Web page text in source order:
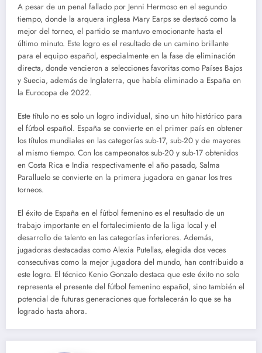
A pesar de un penal fallado por Jenni Hermoso en el segundo
tiempo, donde la arquera inglesa Mary Earps se destacó como la
mejor del torneo, el partido se mantuvo emocionante hasta el
último minuto. Este logro es el resultado de un camino brillante
para el equipo español, especialmente en la fase de eliminación
directa, donde vencieron a selecciones favoritas como Países Bajos
y Suecia, además de Inglaterra, que había eliminado a España en
la Eurocopa de 2022.
Este título no es solo un logro individual, sino un hito histórico para
el fútbol español. España se convierte en el primer país en obtener
los títulos mundiales en las categorías sub-17, sub-20 y de mayores
al mismo tiempo. Con los campeonatos sub-20 y sub-17 obtenidos
en Costa Rica e India respectivamente el año pasado, Salma
Paralluelo se convierte en la primera jugadora en ganar los tres
torneos.
El éxito de España en el fútbol femenino es el resultado de un
trabajo importante en el fortalecimiento de la liga local y el
desarrollo de talento en las categorías inferiores. Además,
jugadoras destacadas como Alexia Putellas, elegida dos veces
consecutivas como la mejor jugadora del mundo, han contribuido a
este logro. El técnico Kenio Gonzalo destaca que este éxito no solo
representa el presente del fútbol femenino español, sino también el
potencial de futuras generaciones que fortalecerán lo que se ha
logrado hasta ahora.